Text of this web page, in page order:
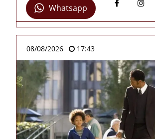
Whatsapp
08/08/2026 17:43